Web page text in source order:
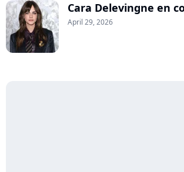
Cara Delevingne en
April 29, 2026